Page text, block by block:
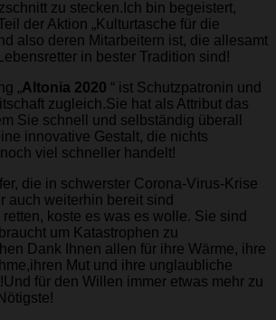
zu stecken.Ich bin begeistert,
der Aktion „Kulturtasche für die
also deren Mitarbeitern ist, die allesamt
in bester Tradition sind!
„Altonia 2020 “ ist Schutzpatronin und
zugleich.Sie hat als Attribut das
Sie schnell und selbständig überall
innovative Gestalt, die nichts
viel schneller handelt!
die in schwerster Corona-Virus-Krise
auch weiterhin bereit sind
koste es was es wolle. Sie sind
um Katastrophen zu
Dank Ihnen allen für ihre Wärme, ihre
Mut und ihre unglaubliche
für den Willen immer etwas mehr zu